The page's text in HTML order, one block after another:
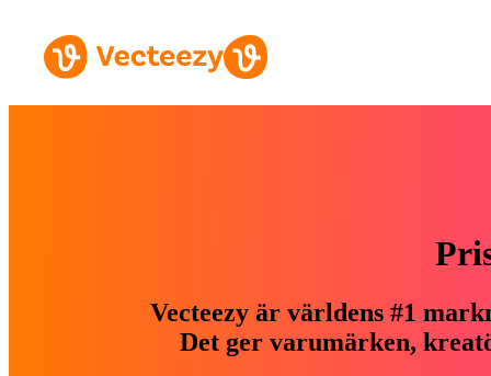
Vecteezy är världens #1
Det ger varumärken,